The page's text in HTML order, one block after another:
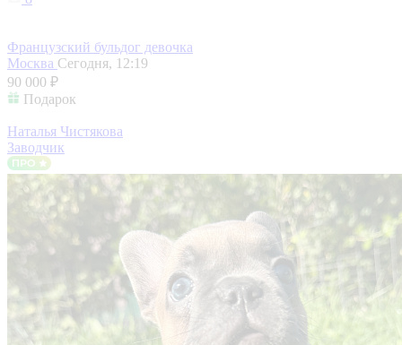
Французский бульдог девочка
Москва Сегодня, 12:19
90 000 ₽
Подарок
Наталья Чистякова
Заводчик